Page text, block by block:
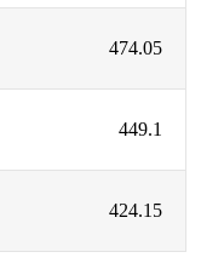
474.05
449.1
424.15